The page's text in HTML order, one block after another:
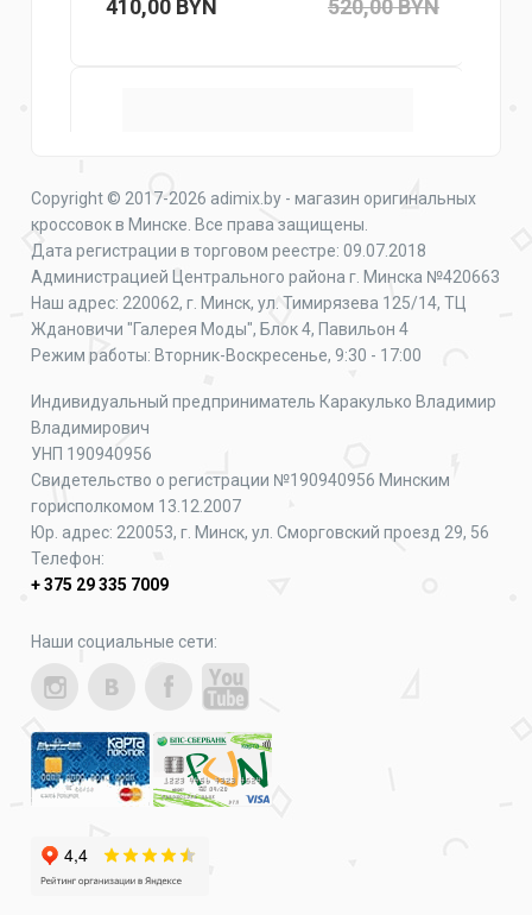
410,00 BYN 520,00BYN
Мужские кроссовки Puma Explore Nitro
500,00
Copyright © 2017-2026 adimix.by - магазин оригинальных
кроссовок в Минске. Все права защищены.
Дата регистрации в торговом реестре: 09.07.2018
Администрацией Центрального района г. Минска №420663
Наш адрес: 220062, г. Минск, ул. Тимирязева 125/14, ТЦ
Ждановичи "Галерея Моды", Блок 4, Павильон 4
Режим работы: Вторник-Воскресенье, 9:30 - 17:00
Индивидуальный предприниматель Каракулько Владимир
Владимирович
УНП 190940956
Свидетельство о регистрации №190940956 Минским
горисполкомом 13.12.2007
Юр. адрес: 220053, г. Минск, ул. Сморговский проезд 29, 56
Телефон:
+ 375 29 335 7009
Наши социальные сети: